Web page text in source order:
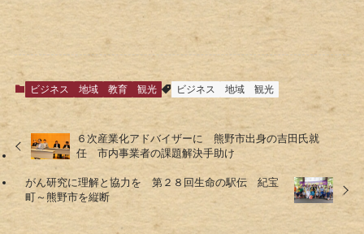
ビジネス 地域 教育 観光 ビジネス 地域 観光
６次産業化アドバイザーに 熊野市出身の吉田氏就
任 市内事業者の課題解決手助け
がん研究に理解と協力を 第２８回生命の駅伝 紀宝
町～熊野市を縦断